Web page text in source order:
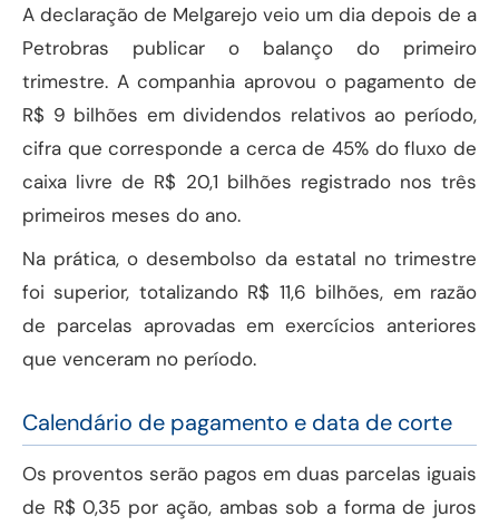
A declaração de Melgarejo veio um dia depois de a
Petrobras publicar o balanço do primeiro
trimestre. A companhia aprovou o pagamento de
R$ 9 bilhões em dividendos relativos ao período,
cifra que corresponde a cerca de 45% do fluxo de
caixa livre de R$ 20,1 bilhões registrado nos três
primeiros meses do ano.
Na prática, o desembolso da estatal no trimestre
foi superior, totalizando R$ 11,6 bilhões, em razão
de parcelas aprovadas em exercícios anteriores
que venceram no período.
Calendário de pagamento e data de corte
Os proventos serão pagos em duas parcelas iguais
de R$ 0,35 por ação, ambas sob a forma de juros